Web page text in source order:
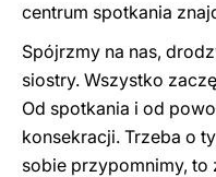
centrum spotkania
Spójrzmy na nas,
siostry. Wszystko
Od spotkania i od
konsekracji. Trzeba o
sobie przypomnimy, to